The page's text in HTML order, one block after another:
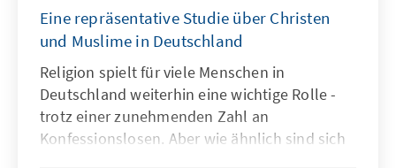
Eine repräsentative Studie über Christen
und Muslime in Deutschland
Religion spielt für viele Menschen in
Deutschland weiterhin eine wichtige Rolle -
trotz einer zunehmenden Zahl an
Konfessionslosen. Aber wie ähnlich sind sich